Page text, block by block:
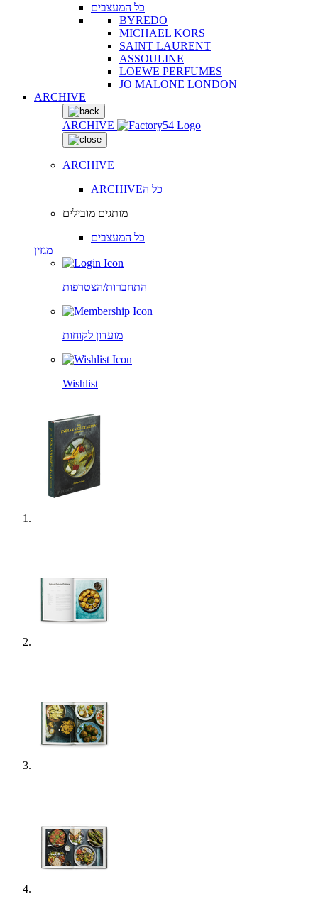
כל המעצבים
BYREDO
MICHAEL KORS
SAINT LAURENT
ASSOULINE
LOEWE PERFUMES
JO MALONE LONDON
ARCHIVE
ARCHIVE
ARCHIVE
ARCHIVEכל ה
מותגים מובילים
כל המעצבים
מגזין
התחברות/הצטרפות
מועדון לקוחות
Wishlist